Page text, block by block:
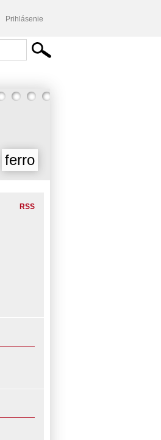
Prihlásenie
ferro
RSS